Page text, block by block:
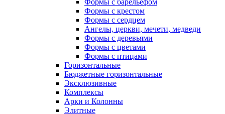
Формы с барельефом
Формы с крестом
Формы с сердцем
Ангелы, церкви, мечети, медведи
Формы с деревьями
Формы с цветами
Формы с птицами
Горизонтальные
Бюджетные горизонтальные
Эксклюзивные
Комплексы
Арки и Колонны
Элитные